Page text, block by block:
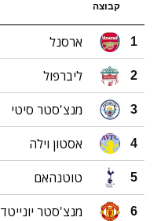
קבוצה
1 ארסנל
2 ליברפול
3 מנצ'סטר סיטי
4 אסטון וילה
5 טוטנהאם
6 מנצ'סטר יונייטד